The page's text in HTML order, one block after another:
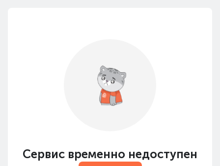
Сервис временно недоступен